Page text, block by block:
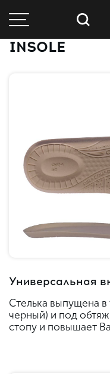
INSOLE
Универсальная
Стелька выпущена в
черный) и под
стопу и повышает